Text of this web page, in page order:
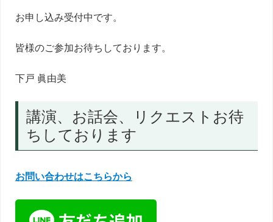
お申し込み受付中です。
皆様のご参加お待ちしております。
下戸 眞由美
講演、お話会、リクエストお待
ちしております
お問い合わせはこちらから